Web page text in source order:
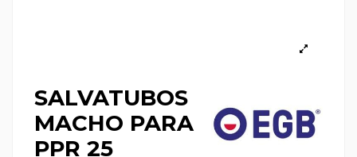
SALVATUBOS
MACHO PARA
PPR 25